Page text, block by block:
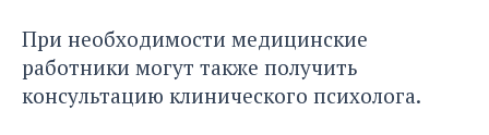
При необходимости медицинские
работники могут также получить
консультацию клинического психолога.